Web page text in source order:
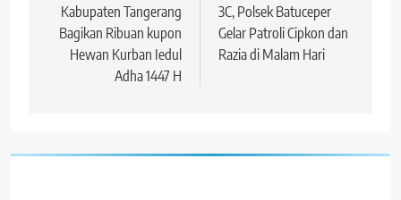
Kabupaten Tangerang
Bagikan Ribuan kupon
Hewan Kurban Iedul
Adha 1447 H
3C, Polsek Batuceper
Gelar Patroli Cipkon dan
Razia di Malam Hari